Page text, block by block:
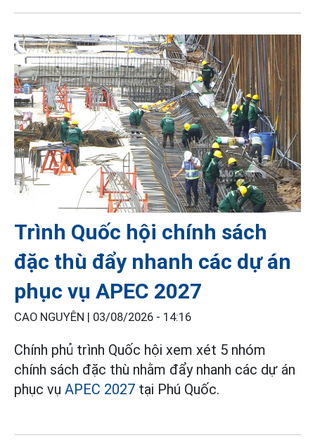
Trình Quốc hội chính sách
đặc thù đẩy nhanh các dự án
phục vụ APEC 2027
CAO NGUYÊN | 03/08/2026 - 14:16
Chính phủ trình Quốc hội xem xét 5 nhóm
chính sách đặc thù nhằm đẩy nhanh các dự án
phục vụ APEC 2027 tại Phú Quốc.